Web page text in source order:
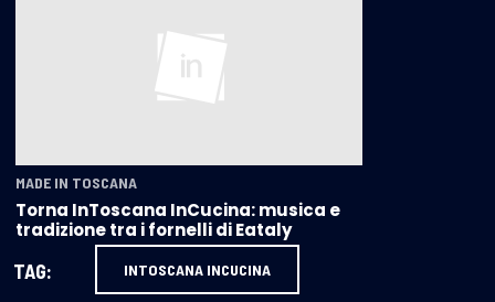
MADE IN TOSCANA
Torna InToscana InCucina: musica e
tradizione tra i fornelli di Eataly
TAG: INTOSCANA INCUCINA